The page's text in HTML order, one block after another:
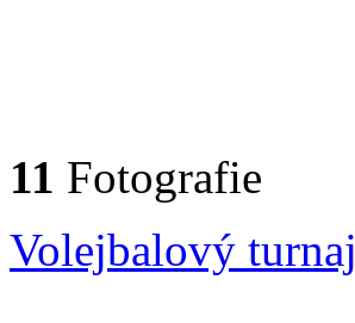
11 Fotografie
Volejbalový turnaj